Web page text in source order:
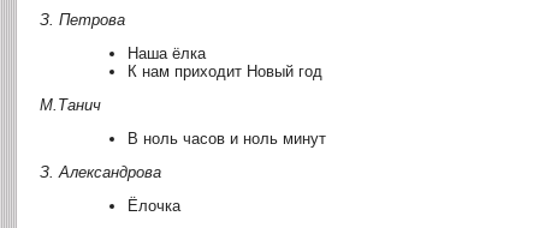
З. Петрова
Наша ёлка
К нам приходит Новый год
М.Танич
В ноль часов и ноль минут
З. Александрова
Ёлочка